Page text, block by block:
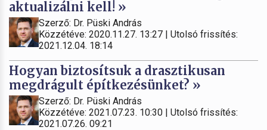
aktualizálni kell! »
Szerző: Dr. Püski András
Közzétéve: 2020.11.27. 13:27 | Utolsó frissítés:
2021.12.04. 18:14
Hogyan biztosítsuk a drasztikusan
megdrágult építkezésünket? »
Szerző: Dr. Püski András
Közzétéve: 2021.07.23. 10:30 | Utolsó frissítés:
2021.07.26. 09:21